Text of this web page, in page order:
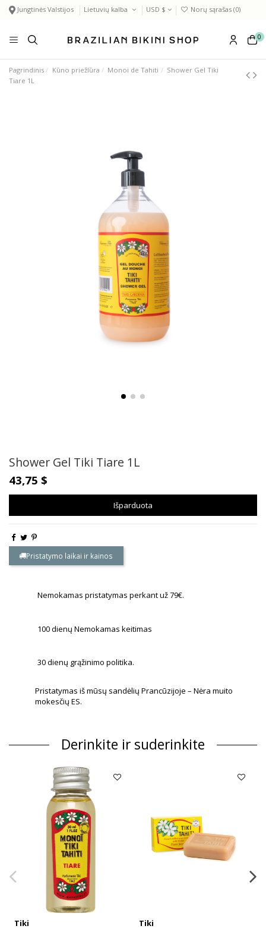
Jungtinės Valstijos Lietuvių kalba USD $ Norų sąrašas (0)
0
Pagrindinis Kūno priežIūra Monoi de Tahiti
Shower Gel Tiki
Tiare 1L
Shower Gel Tiki Tiare 1L
43,75 $
Išparduota
Pristatymo laikai ir kainos
Nemokamas pristatymas perkant už 79€.
100 dienų Nemokamas keitimas
30 dienų grąžinimo politika.
Pristatymas iš mūsų sandėlių Prancūzijoje – Nėra muito
mokesčių ES.
Derinkite ir suderinkite
Tiki
Tiki